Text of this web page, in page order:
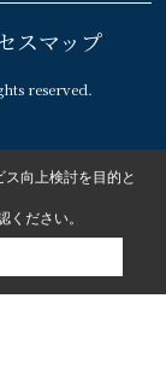
スマップ
reserved.
向上検討を目的と
ください。